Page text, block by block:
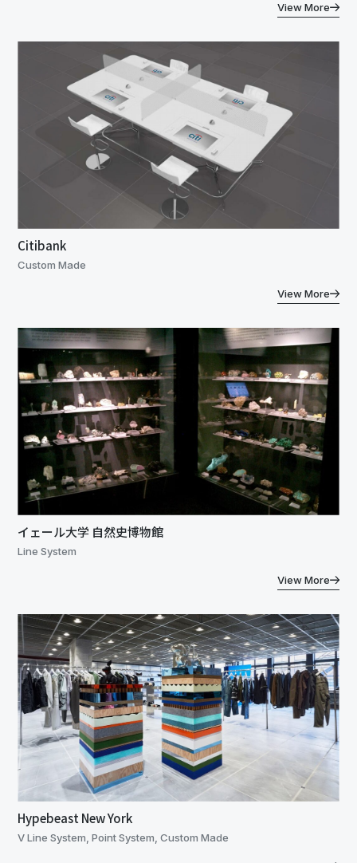
View More
Citibank
Custom Made
View More
イェール大学 自然史博物館
Line System
View More
Hypebeast New York
V Line System, Point System, Custom Made